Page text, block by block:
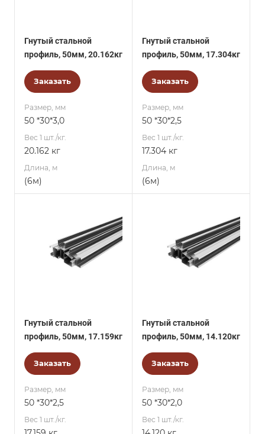
Гнутый стальной
профиль, 50мм, 20.162кг
Заказать
Размер, мм
50 *30*3,0
Вес 1 шт./кг.
20.162 кг
Длина, м
(6м)
Гнутый стальной
профиль, 50мм, 17.304кг
Заказать
Размер, мм
50 *30*2,5
Вес 1 шт./кг.
17.304 кг
Длина, м
(6м)
Гнутый стальной
профиль, 50мм, 17.159кг
Заказать
Размер, мм
50 *30*2,5
Вес 1 шт./кг.
Гнутый стальной
профиль, 50мм, 14.120кг
Заказать
Размер, мм
50 *30*2,0
Вес 1 шт./кг.